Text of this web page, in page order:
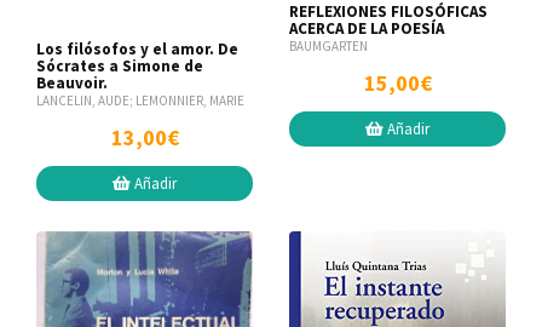
Los filósofos y el amor. De
Sócrates a Simone de
Beauvoir.
LANCELIN, AUDE; LEMONNIER, MARIE
13,00€
Añadir
REFLEXIONES FILOSÓFICAS
ACERCA DE LA POESÍA
BAUMGARTEN
15,00€
Añadir